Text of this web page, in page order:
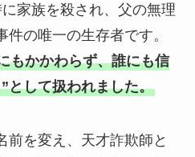
家族を殺され、父の無理
の唯一の生存者です。
もかかわらず、誰にも信
として扱われました。
前を変え、天才詐欺師と